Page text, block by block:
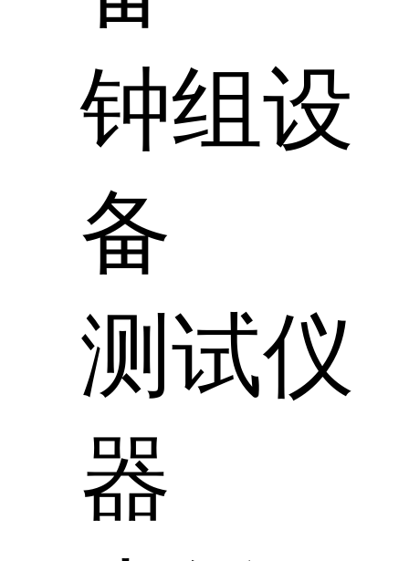
钟组设
备
测试仪
器